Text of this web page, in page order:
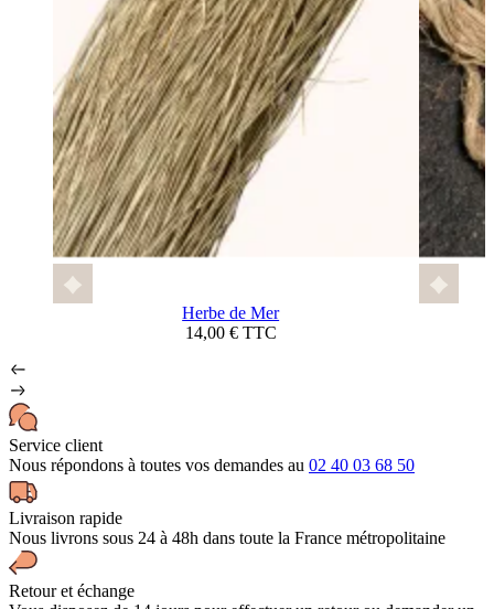
Herbe de Mer
14,00 € TTC
Service client
Nous répondons à toutes vos demandes au 02 40 03 68 50
Livraison rapide
Nous livrons sous 24 à 48h dans toute la France métropolitaine
Retour et échange